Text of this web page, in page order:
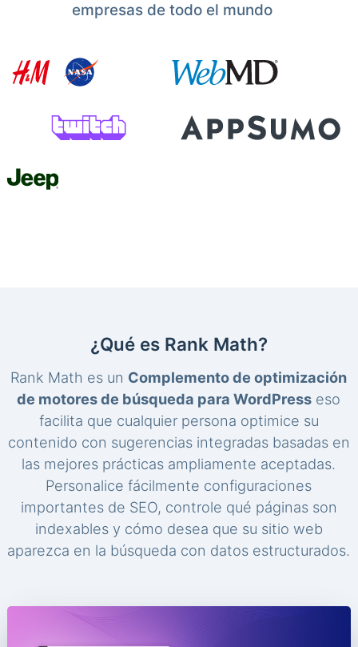
empresas de todo el mundo
¿Qué es Rank Math?
Rank Math es un Complemento de optimización
de motores de búsqueda para WordPress eso
facilita que cualquier persona optimice su
contenido con sugerencias integradas basadas en
las mejores prácticas ampliamente aceptadas.
Personalice fácilmente configuraciones
importantes de SEO, controle qué páginas son
indexables y cómo desea que su sitio web
aparezca en la búsqueda con datos estructurados.